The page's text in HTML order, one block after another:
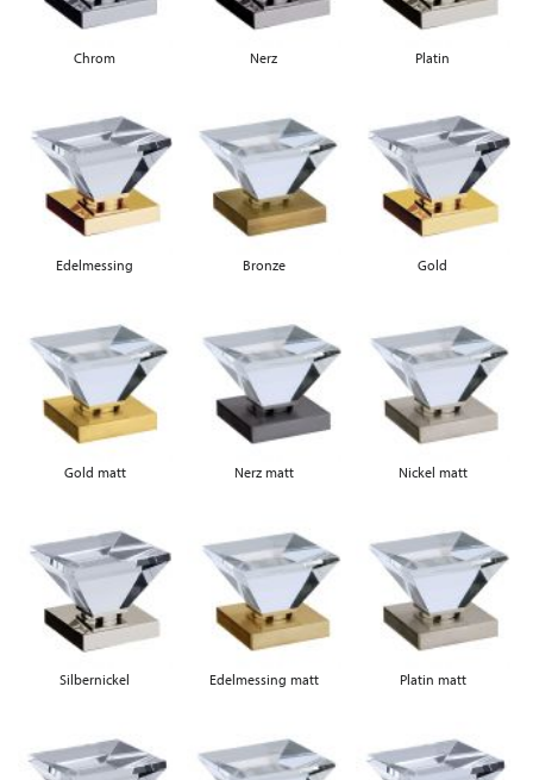
Chrom Nerz Platin
Edelmessing Bronze Gold
Gold matt Nerz matt Nickel matt
Silbernickel Edelmessing matt Platin matt